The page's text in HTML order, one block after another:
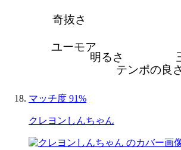
テンポの良さ
明るさ
ユーモア
奇抜さ
マッチ度 91%
クレヨンしんちゃん